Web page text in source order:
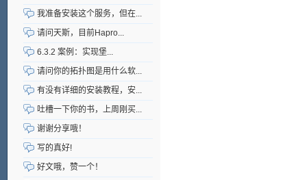
我准备安装这个服务，但在...
请问天斯，目前Hapro...
6.3.2 案例：实现堡...
请问你的拓扑图是用什么软...
有没有详细的安装教程，安...
吐槽一下你的书，上周刚买...
谢谢分享哦！
写的真好!
好文哦，赞一个！